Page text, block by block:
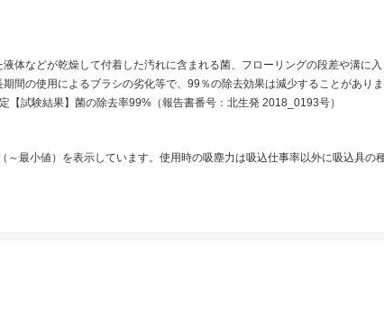
体などが乾燥して付着した汚れに含まれる菌、フローリングの段差や溝に
間の使用によるブラシの劣化等で、99％の除去効果は減少することがあり
試験結果】菌の除去率99%（報告書番号：北生発 2018_0193号）
最小値）を表示しています。使用時の吸塵力は吸込仕事率以外に吸込具